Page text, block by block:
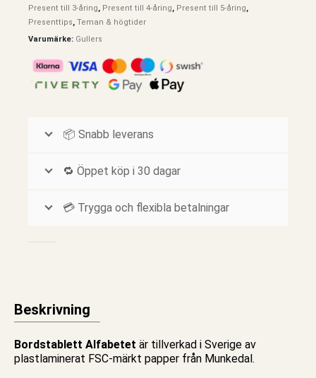
Present till 3-åring, Present till 4-åring, Present till 5-åring,
Presenttips, Teman & högtider
Varumärke: Gullers
📦 Snabb leverans
🔁 Öppet köp i 30 dagar
💳 Trygga och flexibla betalningar
Beskrivning
Bordstablett Alfabetet är tillverkad i Sverige av
plastlaminerat FSC-märkt papper från Munkedal.